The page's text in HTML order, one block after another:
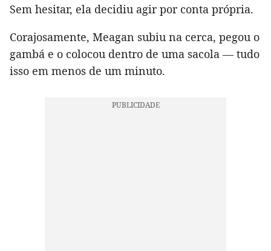
Sem hesitar, ela decidiu agir por conta própria.
Corajosamente, Meagan subiu na cerca, pegou o
gambá e o colocou dentro de uma sacola — tudo
isso em menos de um minuto.